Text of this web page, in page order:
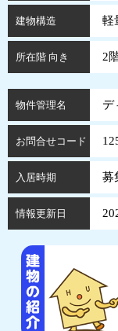
建物構造 軽
所在階 向き 2
物件管理名 デ
お問合せコード
入居時期 募
情報更新日